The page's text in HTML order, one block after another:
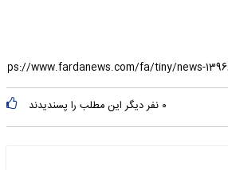
۰ نفر دیگر این مطلب را پسندیدند